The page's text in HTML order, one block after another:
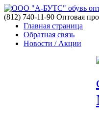
(812) 740-11-90 Оптовая
Главная страница
Обратная связь
Новости / Акции